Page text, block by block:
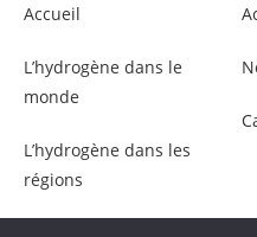
Accueil
L’hydrogène dans le
monde
L’hydrogène dans les
régions